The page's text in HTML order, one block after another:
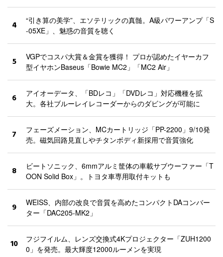
4
“引き算の美学”、エソテリックの真髄。A級パワーアンプ「S
-05XE」、魅惑の音質を聴く
5
VGPでコスパ大賞＆金賞を獲得！ プロが認めたイヤーカフ
型イヤホンBaseus「Bowie MC2」「MC2 Air」
6
アイオーデータ、「BDレコ」「DVDレコ」対応機種を拡
大。各社ブルーレイレコーダーからのダビングが可能に
7
フェーズメーション、MCカートリッジ「PP-2200」9/10発
売。磁気回路見直しやチタンボディ新採用で音質強化
8
ビートソニック、6mmアルミ筐体の車載サブウーファー「T
OON Solid Box」。トヨタ車専用取付キットも
9
WEISS、内部の改良で音質を高めたコンパクトDAコンバー
ター「DAC205-MK2」
10
フジフイルム、レンズ交換式4Kプロジェクター「ZUH1200
0」を発売。最大輝度12000ルーメンを実現